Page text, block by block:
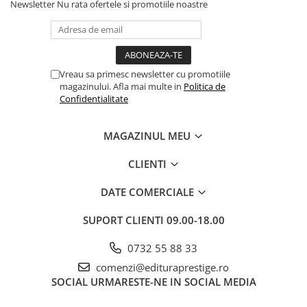
Carti in dar
Beletristica
Literatura Romana
Descopera si invata
Primele notiuni
Newsletter Nu rata ofertele si promotiile noastre
Vreau sa primesc newsletter cu promotiile
magazinului. Afla mai multe in Politica de
Confidentialitate
MAGAZINUL MEU
CLIENTI
DATE COMERCIALE
SUPORT CLIENTI 09.00-18.00
0732 55 88 33
comenzi@edituraprestige.ro
SOCIAL URMARESTE-NE IN SOCIAL MEDIA